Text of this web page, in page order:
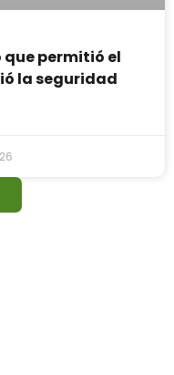
que permitió el
la seguridad